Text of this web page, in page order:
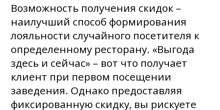
Возможность получения скидок –
наилучший способ формирования
лояльности случайного посетителя к
определенному ресторану. «Выгода
здесь и сейчас» – вот что получает
клиент при первом посещении
заведения. Однако предоставляя
фиксированную скидку, вы рискуете